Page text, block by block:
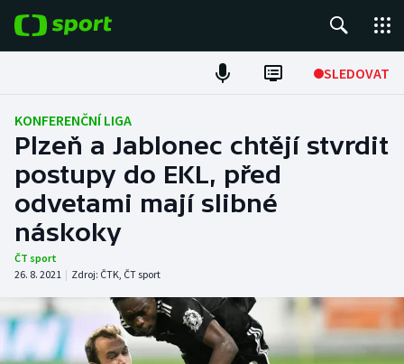
SLEDOVAT
Fotbal
Hokej
Tenis
Atletika
DALŠÍ SPORTY
KONFERENČNÍ LIGA
Plzeň a Jablonec chtějí stvrdit
postupy do EKL, před
odvetami mají slibné
náskoky
ČT sport
26. 8. 2021 | Zdroj: ČTK, ČT sport